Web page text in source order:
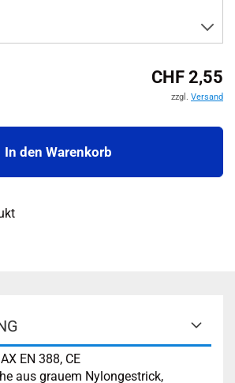
CHF 2,55
zzgl. Versand
In den Warenkorb
EN 388, CE
aus grauem Nylongestrick,